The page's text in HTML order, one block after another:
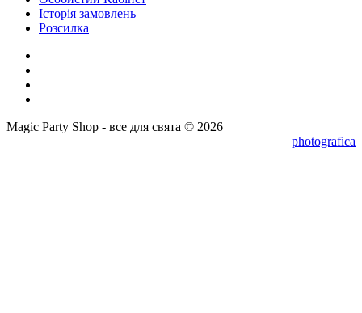
Історія замовлень
Розсилка
Magic Party Shop - все для свята © 2026
photografica